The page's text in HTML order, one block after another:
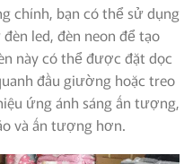
chính, bạn có thể sử dụng
led, đèn neon để tạo
này có thể được đặt dọc
đầu giường hoặc treo
ứng ánh sáng ấn tượng,
và ấn tượng hơn.